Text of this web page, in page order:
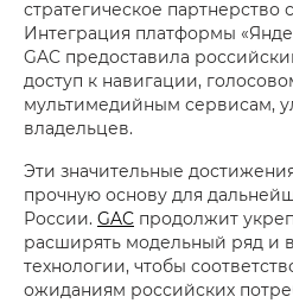
стратегическое партнерство
Интеграция платформы
GAC предоставила
доступ к навигации,
мультимедийным сервисам,
владельцев.
Эти значительные
прочную основу для
России. GAC продолжит
расширять модельный ряд и
технологии, чтобы
ожиданиям российских